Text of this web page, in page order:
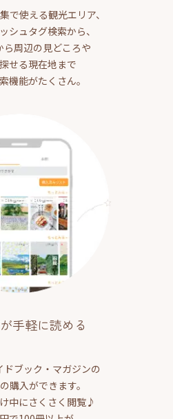
で使える観光エリア、
シュタグ検索から、
ら周辺の見どころや
せる現在地まで
機能がたくさん。
手軽に読める
ドブック・マガジンの
購入ができます。
中にさくさく閲覧♪